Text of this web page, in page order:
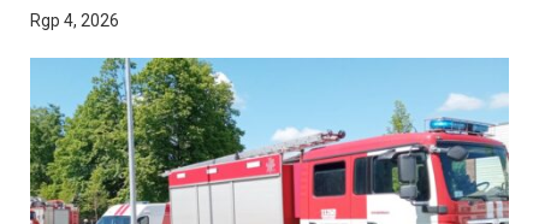
Rgp 4, 2026